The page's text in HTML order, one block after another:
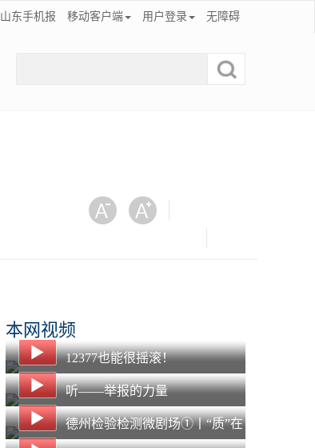
山东手机报 移动客户端 用户登录 无障碍
本网视频
12377也能很摇滚！
听——举报的力量
德州检验检测微剧场①丨“质”在